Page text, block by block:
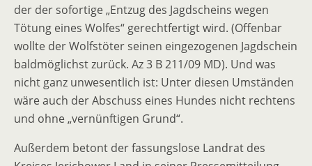
der der sofortige „Entzug des Jagdscheins wegen
Tötung eines Wolfes“ gerechtfertigt wird. (Offenbar
wollte der Wolfstöter seinen eingezogenen Jagdschein
baldmöglichst zurück. Az 3 B 211/09 MD). Und was
nicht ganz unwesentlich ist: Unter diesen Umständen
wäre auch der Abschuss eines Hundes nicht rechtens
und ohne „vernünftigen Grund“.
Außerdem betont der fassungslose Landrat des